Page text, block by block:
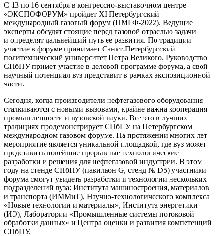
С 13 по 16 сентября в конгрессно-выставочном центре
«ЭКСПОФОРУМ» пройдет XI Петербургский
международный газовый форум (ПМГФ-2022). Ведущие
эксперты обсудят стоящие перед газовой отраслью задачи
и определят дальнейший путь ее развития. По традиции
участие в форуме принимает Санкт-Петербургский
политехнический университет Петра Великого. Руководство
СПбПУ примет участие в деловой программе форума, а свой
научный потенциал вуз представит в рамках экспозиционной
части.
Сегодня, когда производители нефтегазового оборудования
сталкиваются с новыми вызовами, крайне важна кооперация
промышленности и вузовской науки. Все это в лучших
традициях продемонстрирует СПбПУ на Петербургском
международном газовом форуме. На протяжении многих лет
мероприятие является уникальной площадкой, где вуз может
представить новейшие прорывные технологические
разработки и решения для нефтегазовой индустрии. В этом
году на стенде СПбПУ (павильон G, стенд № D5) участники
форума смогут увидеть разработки и технологии нескольких
подразделений вуза: Института машиностроения, материалов
и транспорта (ИММиТ), Научно-технологического комплекса
«Новые технологии и материалы», Института энергетики
(ИЭ), Лаборатории «Промышленные системы потоковой
обработки данных» и Центра оценки и развития компетенций
СПбПУ.